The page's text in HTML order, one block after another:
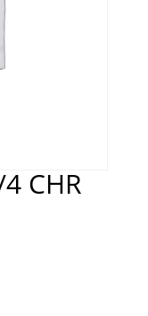
CHR